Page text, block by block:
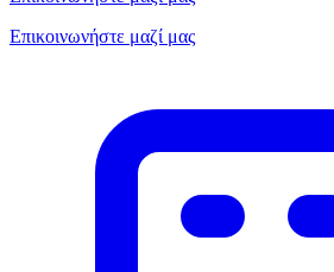
Επικοινωνήστε μαζί μας